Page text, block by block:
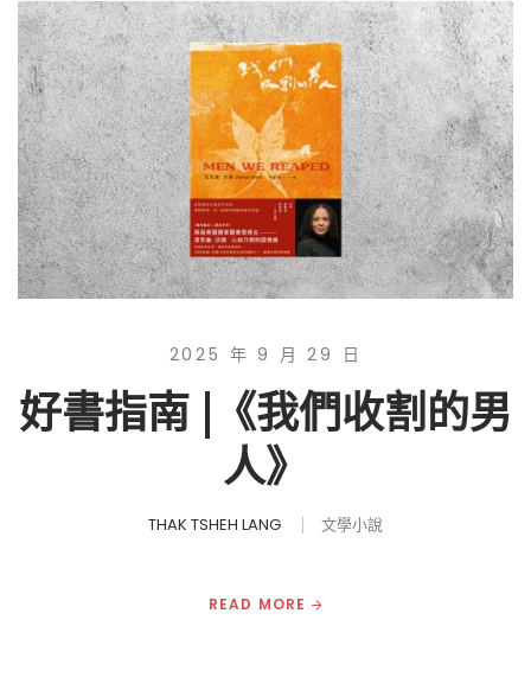
2025 年 9 月 29 日
好書指南 |《我們收割的男
人》
THAK TSHEH LANG 文學小說
READ MORE